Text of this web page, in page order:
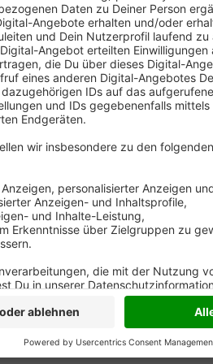
Der Mieter des Weseler
Wesel entschieden. Endgültig ist
sein Anwalt den Gerichtstermin
Sollte dieser stichhaltig begründet
andernfalls muss der Mieter den
Der Eigentümer des Geländes
offenbar in beträchtlichem
mehrfach verschoben worden.
von der Vorsitzenden aber nicht
Anzeige